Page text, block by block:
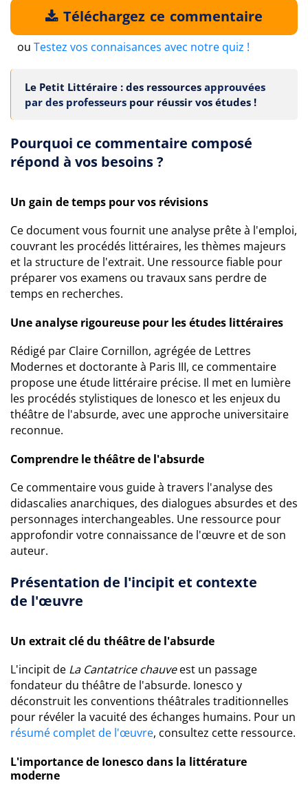
Téléchargez ce commentaire
ou Testez vos connaisances avec notre quiz !
Le Petit Littéraire : des ressources approuvées
par des professeurs pour réussir vos études !
Pourquoi ce commentaire composé
répond à vos besoins ?
Un gain de temps pour vos révisions
Ce document vous fournit une analyse prête à l'emploi,
couvrant les procédés littéraires, les thèmes majeurs
et la structure de l'extrait. Une ressource fiable pour
préparer vos examens ou travaux sans perdre de
temps en recherches.
Une analyse rigoureuse pour les études littéraires
Rédigé par Claire Cornillon, agrégée de Lettres
Modernes et doctorante à Paris III, ce commentaire
propose une étude littéraire précise. Il met en lumière
les procédés stylistiques de Ionesco et les enjeux du
théâtre de l'absurde, avec une approche universitaire
reconnue.
Comprendre le théâtre de l'absurde
Ce commentaire vous guide à travers l'analyse des
didascalies anarchiques, des dialogues absurdes et des
personnages interchangeables. Une ressource pour
approfondir votre connaissance de l'œuvre et de son
auteur.
Présentation de l'incipit et contexte
de l'œuvre
Un extrait clé du théâtre de l'absurde
L'incipit de La Cantatrice chauveest un passage
fondateur du théâtre de l'absurde. Ionesco y
déconstruit les conventions théâtrales traditionnelles
pour révéler la vacuité des échanges humains. Pour un
résumé complet de l'œuvre, consultez cette ressource.
L'importance de Ionesco dans la littérature
moderne